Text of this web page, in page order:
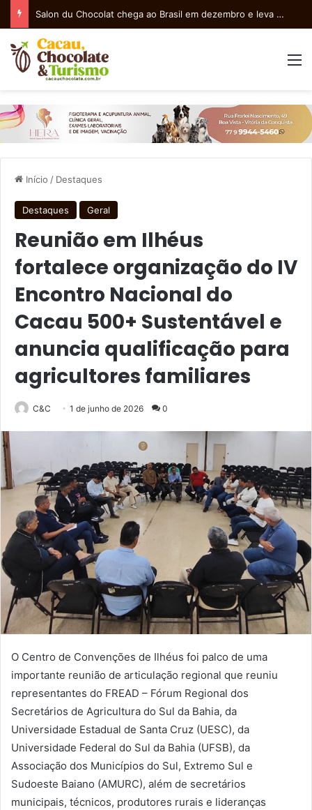
Sessenta anos entre duas margens
Início / Destaques
Destaques Geral
Reunião em Ilhéus
fortalece organização do IV
Encontro Nacional do
Cacau 500+ Sustentável e
anuncia qualificação para
agricultores familiares
C&C 1 de junho de 2026 0
O Centro de Convenções de Ilhéus foi palco de uma
importante reunião de articulação regional que reuniu
representantes do FREAD – Fórum Regional dos
Secretários de Agricultura do Sul da Bahia, da
Universidade Estadual de Santa Cruz (UESC), da
Universidade Federal do Sul da Bahia (UFSB), da
Associação dos Municípios do Sul, Extremo Sul e
Sudoeste Baiano (AMURC), além de secretários
municipais, técnicos, produtores rurais e lideranças